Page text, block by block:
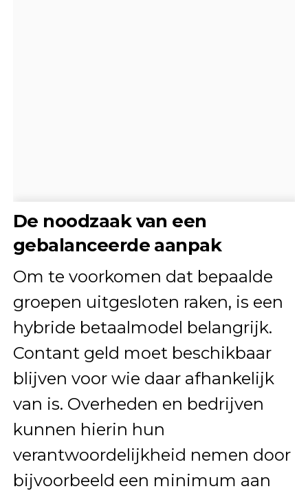
De noodzaak van een
gebalanceerde aanpak
Om te voorkomen dat bepaalde
groepen uitgesloten raken, is een
hybride betaalmodel belangrijk.
Contant geld moet beschikbaar
blijven voor wie daar afhankelijk
van is. Overheden en bedrijven
kunnen hierin hun
verantwoordelijkheid nemen door
bijvoorbeeld een minimum aan